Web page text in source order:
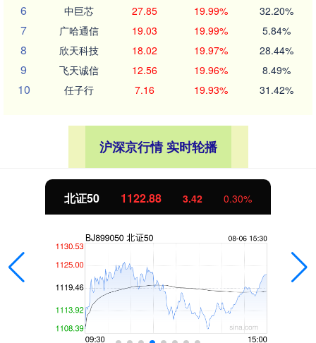
6 中巨芯 27.85 19.99% 32.20%
7 广哈通信 19.03 19.99% 5.84%
8 欣天科技 18.02 19.97% 28.44%
9 飞天诚信 12.56 19.96% 8.49%
10 任子行 7.16 19.93% 31.42%
沪深京行情 实时轮播
北证50 1122.88 3.42 0.30%